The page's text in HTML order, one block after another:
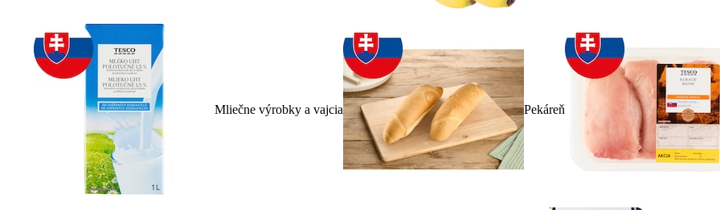
Mliečne výrobky a vajcia Pekáreň